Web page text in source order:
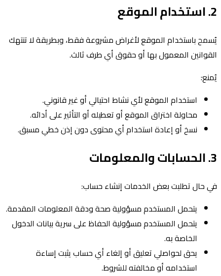
2. استخدام الموقع
يُسمح باستخدام الموقع لأغراض مشروعة فقط، وبطريقة لا تنتهك
القوانين المعمول بها أو حقوق أي طرف ثالث.
يُمنع:
استخدام الموقع لأي نشاط احتيالي أو غير قانوني.
محاولة اختراق الموقع أو تعطيله أو التأثير على أدائه.
نسخ أو إعادة استخدام أي محتوى دون إذن خطي مسبق.
3. الحسابات والمعلومات
في حال تطلبت بعض الخدمات إنشاء حساب:
يتحمل المستخدم مسؤولية صحة ودقة المعلومات المقدمة.
يتحمل المستخدم مسؤولية الحفاظ على سرية بيانات الدخول
الخاصة به.
يحق لحواصلي تعليق أو إلغاء أي حساب يثبت إساءة
استخدامه أو مخالفته للشروط.